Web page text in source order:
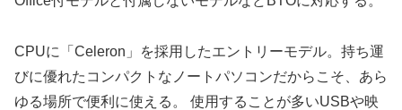
CPUに「Celeron」を採用したエントリーモデル。持ち運
びに優れたコンパクトなノートパソコンだからこそ、あら
ゆる場所で便利に使える。 使用することが多いUSBや映